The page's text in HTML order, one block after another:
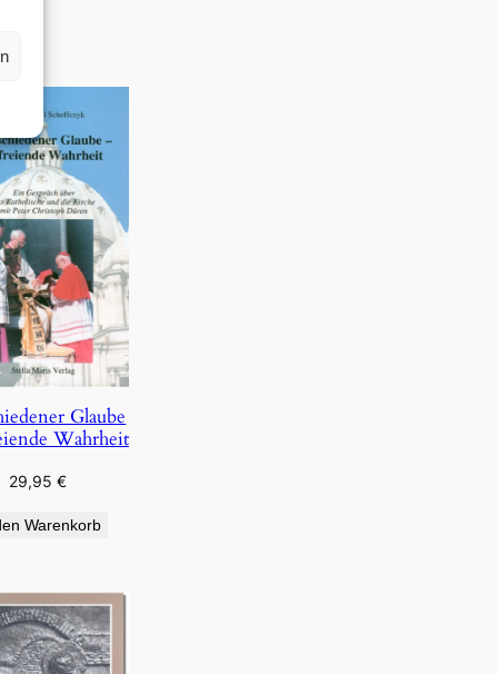
Glaube
Wahrheit
29,95€
Warenkorb